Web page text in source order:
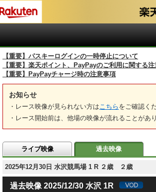
【重要】パスキーログインの一時停止について
【重要】楽天ポイント、PayPayのご利用に関する
【重要】PayPayチャージ時の注意事項
お知らせ
・レース映像が見られない方は こちら をご確認く
・レース開始前は、他場の映像が流れることがあり
ライブ映像 過去映像
2025年12月30日 水沢競馬場 1 R ２歳 ２歳
過去映像 2025/12/30 水沢 1R